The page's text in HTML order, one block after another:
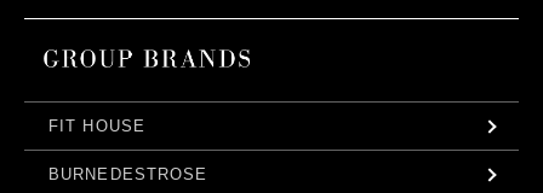
FIT HOUSE
BURNEDESTROSE